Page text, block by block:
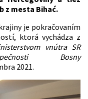
z mesta Bihać.
je pokračovaním
ktorá vychádza z
vnútra SR
Bosny
2021.